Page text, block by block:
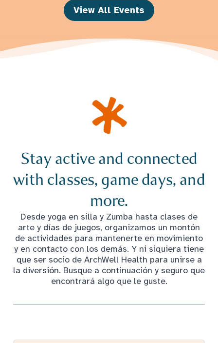
View All Events
Stay active and connected
with classes, game days, and
more.
Desde yoga en silla y Zumba hasta clases de
arte y días de juegos, organizamos un montón
de actividades para mantenerte en movimiento
y en contacto con los demás. Y ni siquiera tiene
que ser socio de ArchWell Health para unirse a
la diversión. Busque a continuación y seguro que
encontrará algo que le guste.